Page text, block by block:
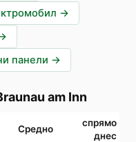
→
панели →
am Inn
Средно
спрямо
днес